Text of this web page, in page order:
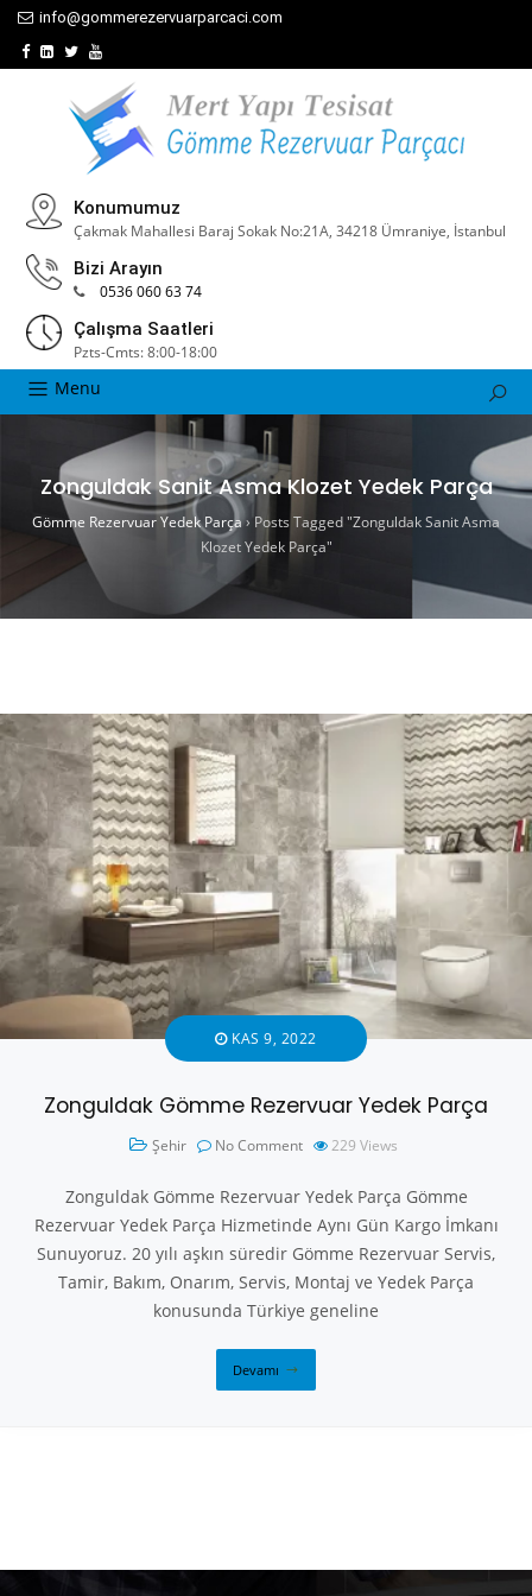
info@gommerezervuarparcaci.com
Konumumuz
Çakmak Mahallesi Baraj Sokak No:21A, 34218 Ümraniye, İstanbul
Bizi Arayın
0536 060 63 74
Çalışma Saatleri
Pzts-Cmts: 8:00-18:00
Menu
Zonguldak Sanit Asma Klozet Yedek Parça
Gömme Rezervuar Yedek Parça›Posts Tagged "Zonguldak Sanit Asma
Klozet Yedek Parça"
KAS 9, 2022
Zonguldak Gömme Rezervuar Yedek Parça
Şehir No Comment 229 Views
Zonguldak Gömme Rezervuar Yedek Parça Gömme
Rezervuar Yedek Parça Hizmetinde Aynı Gün Kargo İmkanı
Sunuyoruz. 20 yılı aşkın süredir Gömme Rezervuar Servis,
Tamir, Bakım, Onarım, Servis, Montaj ve Yedek Parça
konusunda Türkiye geneline
Devamı